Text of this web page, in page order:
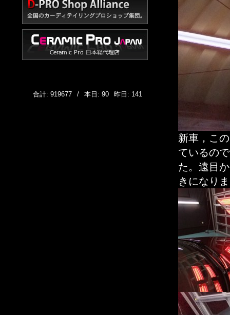
新車，こ
ているの
た。遠目
きになり
合計: 919677 / 本日: 90 昨日: 141